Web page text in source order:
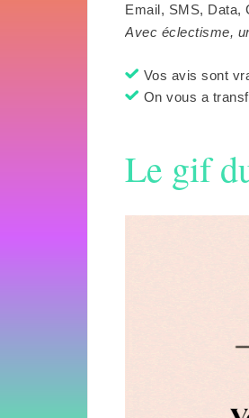
Email, SMS, Data,
Avec éclectisme,
Vos avis sont
On vous a
Le gif